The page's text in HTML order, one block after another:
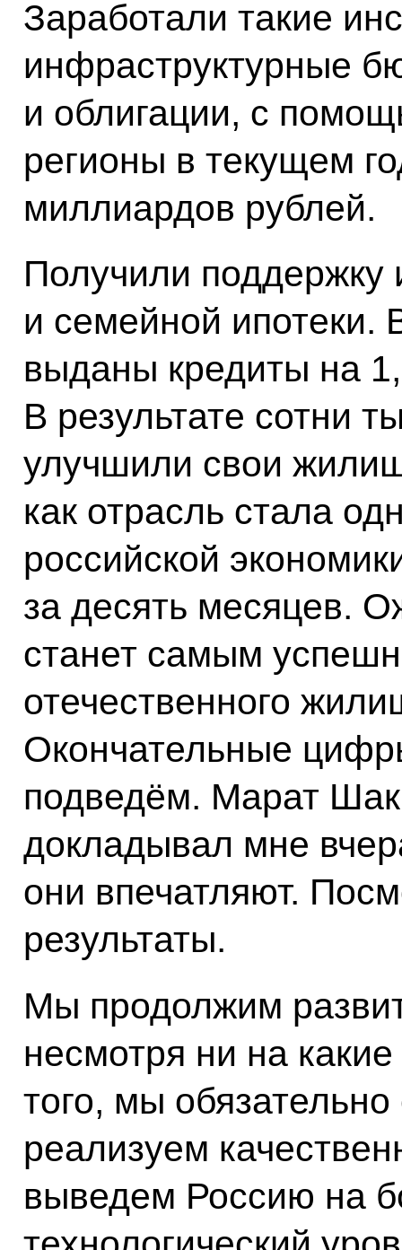
Заработали такие
инфраструктурные
и облигации, с
регионы в текущем
миллиардов рублей.
Получили поддержку
и семейной ипотеки.
выданы кредиты на
В результате сотни
улучшили свои
как отрасль стала
российской
за десять месяцев.
станет самым
отечественного
Окончательные
подведём. Марат
докладывал мне
они впечатляют.
результаты.
Мы продолжим
несмотря ни на
того, мы
реализуем
выведем Россию на